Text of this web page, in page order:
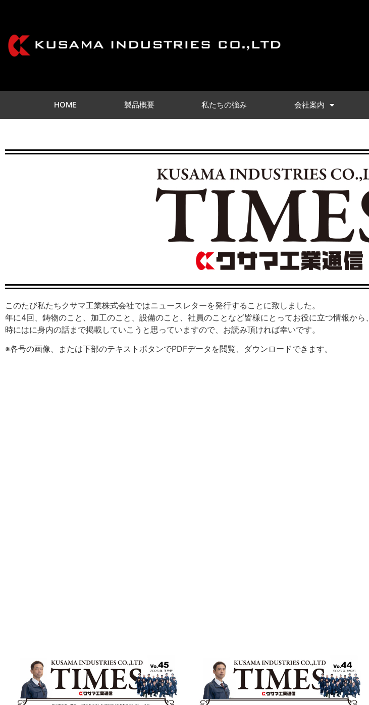
HOME 製品概要 私たちの強み 会社案内
このたび私たちクサマ工業株式会社ではニュースレターを発行することに致しました。
年に4回、鋳物のこと、加工のこと、設備のこと、社員のことなど皆様にとってお役に立つ情報から、
時にはに身内の話まで掲載していこうと思っていますので、お読み頂ければ幸いです。
※各号の画像、または下部のテキストボタンでPDFデータを閲覧、ダウンロードできます。